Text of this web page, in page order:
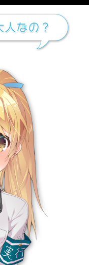
ちょび
索結果
ンプライアンスポリシー
指針
ヘルプ
ンラインゲームサイト
じGAME
次元コミュニティサイト
チャンネル